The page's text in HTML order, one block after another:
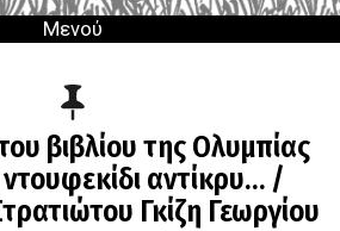
Μενού
βιβλίου της Ολυμπίας
αντίκρυ… /
Γκίζη Γεωργίου